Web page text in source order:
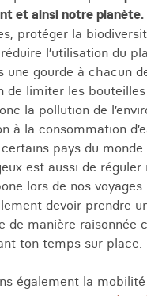
et ainsi notre planète.
protéger la
l’utilisation du
une gourde à chacun
de limiter les
la pollution de
à la consommation
pays du monde.
est aussi de réguler
lors de nos
devoir prendre
de manière raisonnée
ton temps sur place.
également la